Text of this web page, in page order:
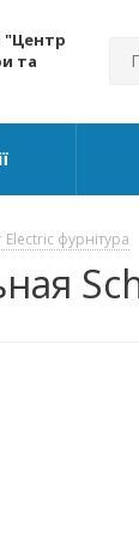
"Центр
та
Electric фурнітура